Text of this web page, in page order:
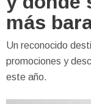
más
Un reconocido
promociones y
este año.